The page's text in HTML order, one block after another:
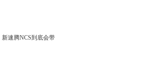
新速腾NCS到底会带